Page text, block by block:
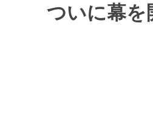
ついに幕を